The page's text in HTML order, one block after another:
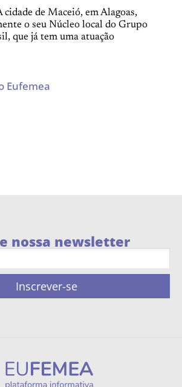
cidade de Maceió, em Alagoas,
o seu Núcleo local do Grupo
que já tem uma atuação
Eufemea
nossa newsletter
Inscrever-se